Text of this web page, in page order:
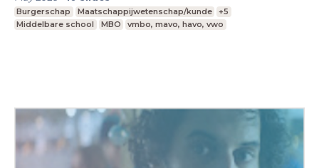
Burgerschap Maatschappijwetenschap/kunde
+5
Middelbare school
MBO vmbo, mavo, havo, vwo